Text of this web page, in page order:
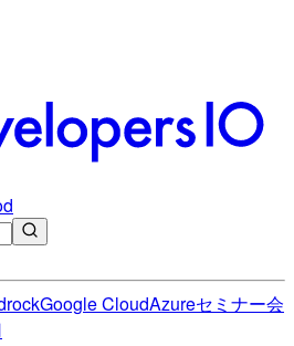
Google CloudAzureセミナー会